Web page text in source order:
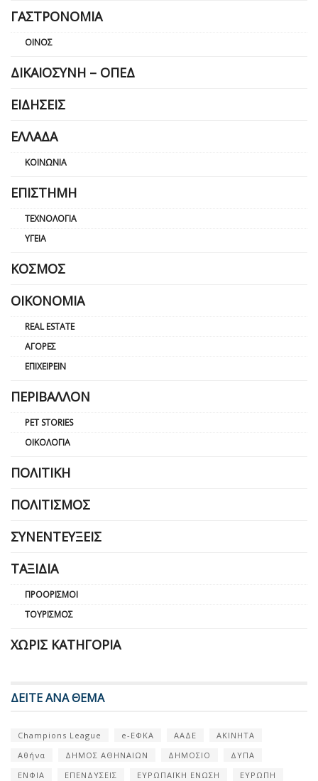
ΓΑΣΤΡΟΝΟΜΊΑ
ΟΊΝΟΣ
ΔΙΚΑΙΟΣΎΝΗ – ΟΠΕΔ
ΕΙΔΉΣΕΙΣ
ΕΛΛΆΔΑ
ΚΟΙΝΩΝΊΑ
ΕΠΙΣΤΉΜΗ
ΤΕΧΝΟΛΟΓΊΑ
ΥΓΕΊΑ
ΚΌΣΜΟΣ
ΟΙΚΟΝΟΜΊΑ
REAL ESTATE
ΑΓΟΡΈΣ
ΕΠΙΧΕΙΡΕΊΝ
ΠΕΡΙΒΆΛΛΟΝ
PET STORIES
ΟΙΚΟΛΟΓΊΑ
ΠΟΛΙΤΙΚΉ
ΠΟΛΙΤΙΣΜΌΣ
ΣΥΝΕΝΤΕΎΞΕΙΣ
ΤΑΞΊΔΙΑ
ΠΡΟΟΡΙΣΜΟΊ
ΤΟΥΡΙΣΜΌΣ
ΧΩΡΊΣ ΚΑΤΗΓΟΡΊΑ
ΔΕΙΤΕ ΑΝΑ ΘΕΜΑ
Champions League e-ΕΦΚΑ ΑΑΔΕ
ΑΚΙΝΗΤΑ
Αθήνα
ΔΗΜΟΣ ΑΘΗΝΑΙΩΝ ΔΗΜΟΣΙΟ
ΔΥΠΑ
ΕΝΦΙΑ
ΕΠΕΝΔΥΣΕΙΣ ΕΥΡΩΠΑΪΚΗ ΕΝΩΣΗ
ΕΥΡΩΠΗ